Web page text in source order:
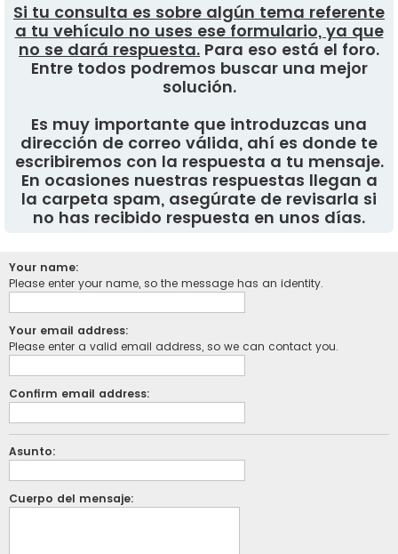
Si tu consulta es sobre algún tema referente
a tu vehículo no uses ese formulario, ya que
no se dará respuesta. Para eso está el foro.
Entre todos podremos buscar una mejor
solución.
Es muy importante que introduzcas una
dirección de correo válida, ahí es donde te
escribiremos con la respuesta a tu mensaje.
En ocasiones nuestras respuestas llegan a
la carpeta spam, asegúrate de revisarla si
no has recibido respuesta en unos días.
Your name:
Please enter your name, so the message has an identity.
Your email address:
Please enter a valid email address, so we can contact you.
Confirm email address:
Asunto:
Cuerpo del mensaje: